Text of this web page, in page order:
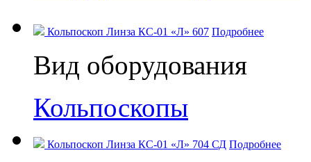
Кольпоскоп Линза КС-01 «Л» 607 Подробнее
Вид оборудования
Кольпоскопы
Кольпоскоп Линза КС-01 «Л» 704 СД Подробнее